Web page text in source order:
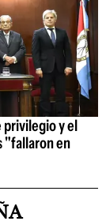
privilegio y el
"fallaron en